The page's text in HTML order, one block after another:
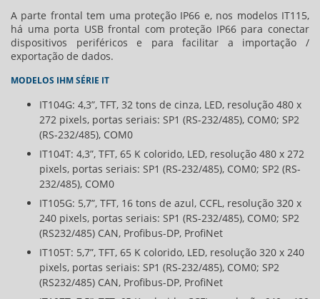
A parte frontal tem uma proteção IP66 e, nos modelos IT115,
há uma porta USB frontal com proteção IP66 para conectar
dispositivos periféricos e para facilitar a importação /
exportação de dados.
MODELOS IHM SÉRIE IT
IT104G: 4,3”, TFT, 32 tons de cinza, LED, resolução 480 x
272 pixels, portas seriais: SP1 (RS-232/485), COM0; SP2
(RS-232/485), COM0
IT104T: 4,3”, TFT, 65 K colorido, LED, resolução 480 x 272
pixels, portas seriais: SP1 (RS-232/485), COM0; SP2 (RS-
232/485), COM0
IT105G: 5,7”, TFT, 16 tons de azul, CCFL, resolução 320 x
240 pixels, portas seriais: SP1 (RS-232/485), COM0; SP2
(RS232/485) CAN, Profibus-DP, ProfiNet
IT105T: 5,7”, TFT, 65 K colorido, LED, resolução 320 x 240
pixels, portas seriais: SP1 (RS-232/485), COM0; SP2
(RS232/485) CAN, Profibus-DP, ProfiNet